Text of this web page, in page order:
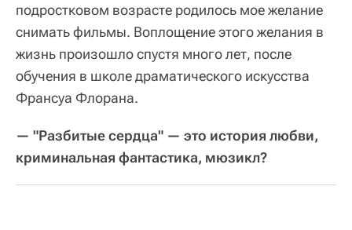
подростковом возрасте родилось мое желание
снимать фильмы. Воплощение этого желания в
жизнь произошло спустя много лет, после
обучения в школе драматического искусства
Франсуа Флорана.
— "Разбитые сердца" — это история любви,
криминальная фантастика, мюзикл?